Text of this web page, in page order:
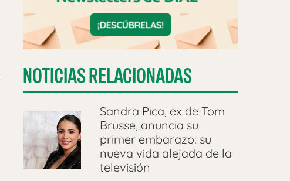
NOTICIAS RELACIONADAS
Sandra Pica, ex de Tom
Brusse, anuncia su
primer embarazo: su
nueva vida alejada de la
televisión